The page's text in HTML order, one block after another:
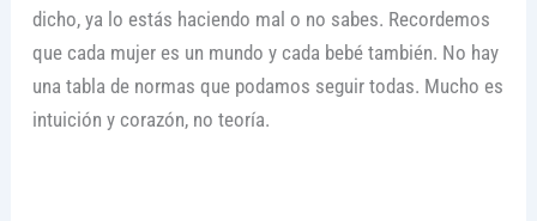
dicho, ya lo estás haciendo mal o no sabes. Recordemos
que cada mujer es un mundo y cada bebé también. No hay
una tabla de normas que podamos seguir todas. Mucho es
intuición y corazón, no teoría.